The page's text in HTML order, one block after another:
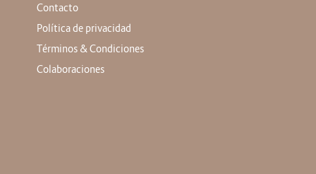
Contacto
Política de privacidad
Términos & Condiciones
Colaboraciones